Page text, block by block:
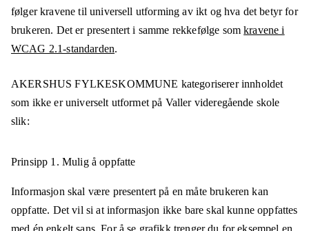
følger kravene til universell utforming av ikt og hva det betyr for
brukeren. Det er presentert i samme rekkefølge somkravene i
WCAG 2.1-standarden.
AKERSHUS FYLKESKOMMUNE kategoriserer innholdet
som ikke er universelt utformet på Valler videregående skole
slik:
Prinsipp 1. Mulig å oppfatte
Informasjon skal være presentert på en måte brukeren kan
oppfatte. Det vil si at informasjon ikke bare skal kunne oppfattes